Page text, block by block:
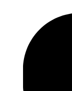
Para além destes
multidisciplinar para
de entrevistas,
relacionados com a
biológicas e digitais e